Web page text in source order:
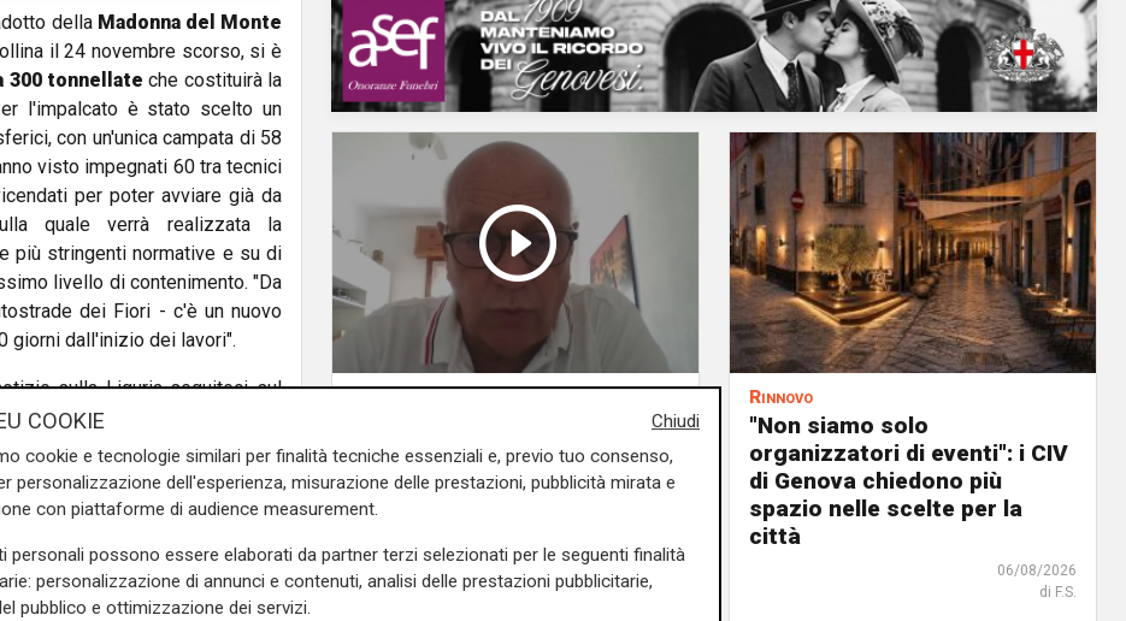
della Madonna del Monte
il 24 novembre scorso, si è
300 tonnellate che costituirà la
l'impalcato è stato scelto un
con un'unica campata di 58
visto impegnati 60 tra tecnici
per poter avviare già da
quale verrà realizzata la
più stringenti normative e su di
livello di contenimento. "Da
dei Fiori - c'è un nuovo
giorni dall'inizio dei lavori".
sulla Liguria seguiteci sul
e suFacebook
La posizione
subappalto Amt: la situazione
secondo il vicepresidente
Anav
Rinnovo
"Non siamo solo
organizzatori di eventi": i CIV
di Genova chiedono più
spazio nelle scelte per la
città
06/08/2026
di F.S.
Chiudi
COOKIE
cookie e tecnologie similari per finalità tecniche essenziali e, previo tuo consenso,
personalizzazione dell'esperienza, misurazione delle prestazioni, pubblicità mirata e
con piattaforme di audience measurement.
personali possono essere elaborati da partner terzi selezionati per le seguenti finalità
personalizzazione di annunci e contenuti, analisi delle prestazioni pubblicitarie,
pubblico e ottimizzazione dei servizi.